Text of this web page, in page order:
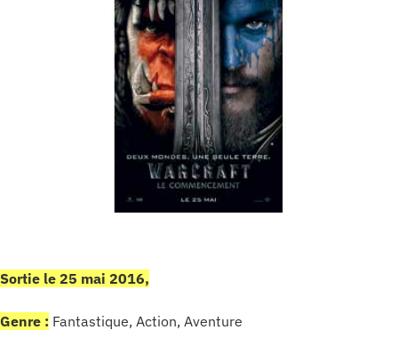
Sortie le 25 mai 2016,
Genre : Fantastique, Action, Aventure